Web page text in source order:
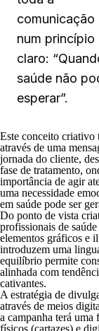
comunicação
num princípio
claro:
saúde não
esperar”.
Este conceito criativo
através de uma
jornada do cliente,
fase de tratamento,
importância de agir
uma necessidade
em saúde pode ser
Do ponto de vista
profissionais de
elementos gráficos e
introduzem uma
equilíbrio permite
alinhada com
cativantes.
A estratégia de
através de meios
a campanha terá
físicos (cartazes) e